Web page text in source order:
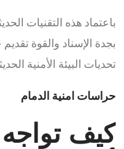
باعتماد هذه التقنيات
بجدة الإسناد والقوة تقديم
تحديات البيئة الأمنية
حراسات امنية الدمام
كيف